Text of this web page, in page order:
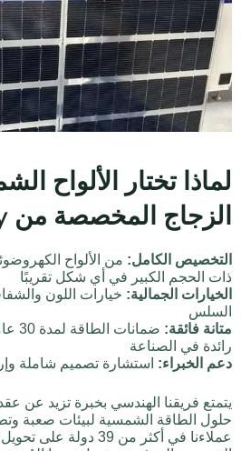
لماذا تختار الألواح
الزجاج المخصصة من Couleenergy؟
التخصيص الكامل: من الألواح
ذات الحجم الكبير في أي شكل تقريبًا
الخيارات الجمالية: خيارات اللون
السلس
متانة فائقة:
رائدة في الصناعة
دعم الخبراء: استشارة تصميم شاملة
يتمتع فريقنا الهندسي بخبرة تزيد عن
حلول الطاقة الشمسية لبيئات صعبة
عملاءنا في أكثر من 39